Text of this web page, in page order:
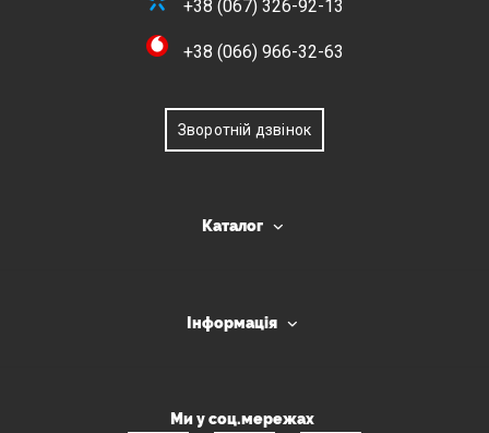
+38 (067) 326-92-13
+38 (066) 966-32-63
Зворотній дзвінок
Каталог
Інформація
Ми у соц.мережах